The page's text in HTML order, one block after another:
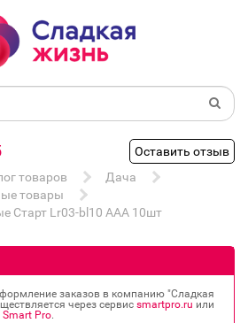
Оставить отзыв
товаров
Дача
товары
Старт Lr03-bl10 ААА 10шт
заказов в компанию "Сладкая
через сервис smartpro.ru или
Pro.